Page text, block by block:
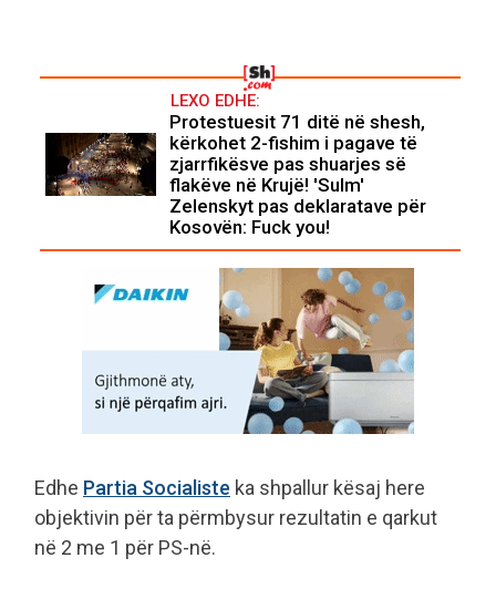
LEXO EDHE:
Protestuesit 71 ditë në shesh,
kërkohet 2-fishim i pagave të
zjarrfikësve pas shuarjes së
flakëve në Krujë! 'Sulm'
Zelenskyt pas deklaratave për
Kosovën: Fuck you!
Edhe Partia Socialiste ka shpallur kësaj here
objektivin për ta përmbysur rezultatin e qarkut
në 2 me 1 për PS-në.